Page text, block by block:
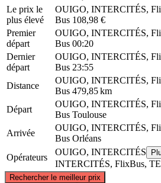
Le prix le
plus élevé
OUIGO, INTERCITÉS,
Bus 108,98 €
Premier
départ
OUIGO, INTERCITÉS,
Bus 00:20
Dernier
départ
OUIGO, INTERCITÉS,
Bus 23:55
Distance
OUIGO, INTERCITÉS,
Bus 479,85 km
Départ
OUIGO, INTERCITÉS,
Bus Toulouse
Arrivée
OUIGO, INTERCITÉS,
Bus Orléans
Opérateurs
OUIGO, INTERCITÉS
INTERCITÉS, FlixBus,
Rechercher le meilleur prix
©CARTO